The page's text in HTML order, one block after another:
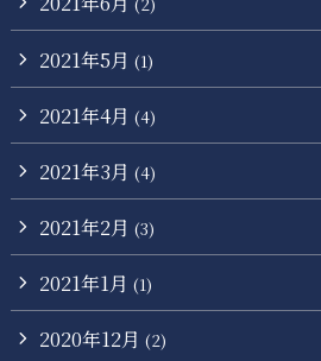
(2)
2021年5月 (1)
2021年4月 (4)
2021年3月 (4)
2021年2月 (3)
2021年1月 (1)
2020年12月 (2)